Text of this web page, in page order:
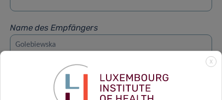
Name des Empfängers
Vorname des Empfängers
X